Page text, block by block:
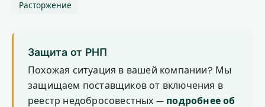
Расторжение
Защита от РНП
Похожая ситуация в вашей компании? Мы
защищаем поставщиков от включения в
реестр недобросовестных — подробнее об